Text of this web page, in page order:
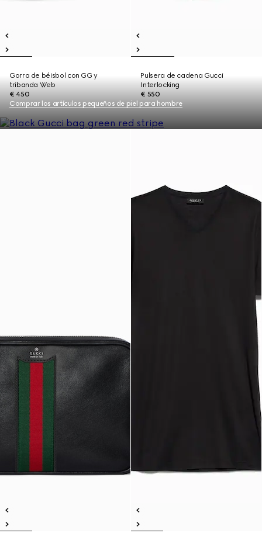
Gorra de béisbol con GG y
tribanda Web
€ 450
Pulsera de cadena Gucci
Interlocking
€ 550
Comprar los artículos pequeños de piel para hombre